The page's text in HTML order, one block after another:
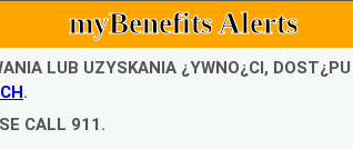
myBenefits Alerts
LUB UZYSKANIA ¿YWNO¿CI,
.
CALL 911.